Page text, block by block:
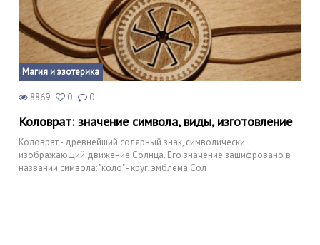
Магия и эзотерика
8869 0 0
Коловрат: значение символа, виды, изготовление
Коловрат - древнейший солярный знак, символически
изображающий движение Солнца. Его значение зашифровано в
названии символа: "коло" - круг, эмблема Сол